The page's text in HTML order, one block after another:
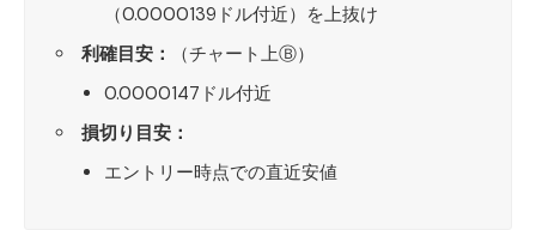
（0.0000139ドル付近）を上抜け
利確目安：
（チャート上Ⓑ）
0.0000147ドル付近
損切り目安：
エントリー時点での直近安値